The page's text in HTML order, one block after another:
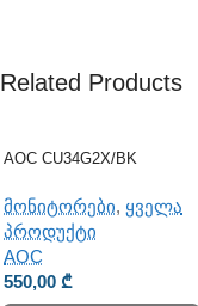
Related Products
AOC CU34G2X/BK
მონიტორები, ყველა
პროდუქტი
AOC
550,00 ₾